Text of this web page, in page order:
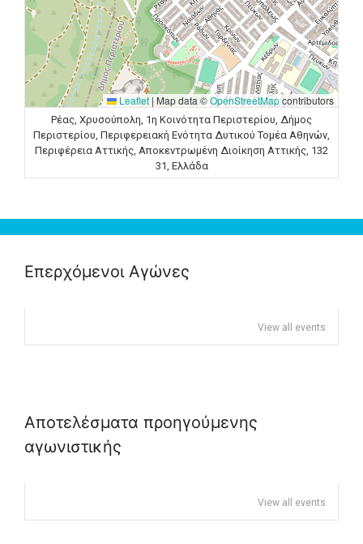
Leaflet|Map data ©OpenStreetMapcontributors
Ρέας, Χρυσούπολη, 1η Κοινότητα Περιστερίου, Δήμος
Περιστερίου, Περιφερειακή Ενότητα Δυτικού Τομέα Αθηνών,
Περιφέρεια Αττικής, Αποκεντρωμένη Διοίκηση Αττικής, 132
31, Ελλάδα
Επερχόμενοι Αγώνες
View all events
Αποτελέσματα προηγούμενης
αγωνιστικής
View all events